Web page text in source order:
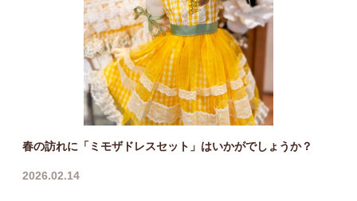
春の訪れに「ミモザドレスセット」はいかがでしょうか？
2026.02.14